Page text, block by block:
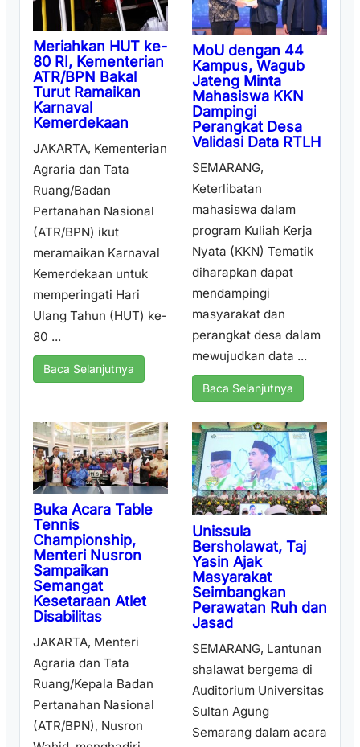
Meriahkan HUT ke-
80 RI, Kementerian
ATR/BPN Bakal
Turut Ramaikan
Karnaval
Kemerdekaan
JAKARTA, Kementerian
Agraria dan Tata
Ruang/Badan
Pertanahan Nasional
(ATR/BPN) ikut
meramaikan Karnaval
Kemerdekaan untuk
memperingati Hari
Ulang Tahun (HUT) ke-
80 ...
Baca Selanjutnya
MoU dengan 44
Kampus, Wagub
Jateng Minta
Mahasiswa KKN
Dampingi
Perangkat Desa
Validasi Data RTLH
SEMARANG,
Keterlibatan
mahasiswa dalam
program Kuliah Kerja
Nyata (KKN) Tematik
diharapkan dapat
mendampingi
masyarakat dan
perangkat desa dalam
mewujudkan data ...
Baca Selanjutnya
Buka Acara Table
Tennis
Championship,
Menteri Nusron
Sampaikan
Semangat
Kesetaraan Atlet
Disabilitas
JAKARTA, Menteri
Agraria dan Tata
Ruang/Kepala Badan
Pertanahan Nasional
(ATR/BPN), Nusron
Unissula
Bersholawat, Taj
Yasin Ajak
Masyarakat
Seimbangkan
Perawatan Ruh dan
Jasad
SEMARANG, Lantunan
shalawat bergema di
Auditorium Universitas
Sultan Agung
Semarang dalam acara